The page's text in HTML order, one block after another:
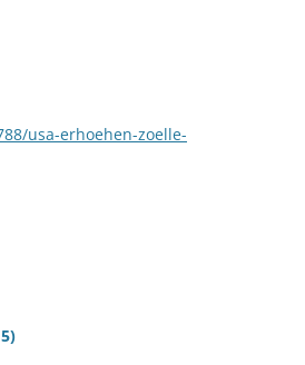
usa-erhoehen-zoelle-